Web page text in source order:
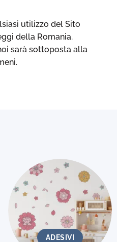
utilizzo del Sito
della Romania.
sarà sottoposta alla
ADESIVI